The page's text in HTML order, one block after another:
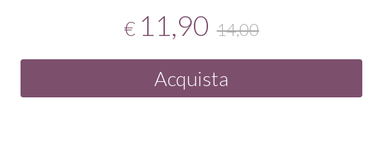
€ 11,90 14,00
Acquista